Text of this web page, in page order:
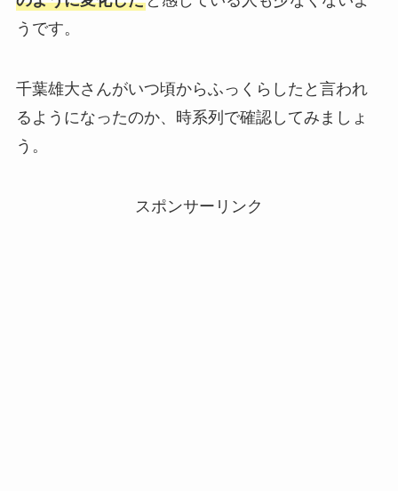
うです。
千葉雄大さんがいつ頃からふっくらしたと言われ
るようになったのか、時系列で確認してみましょ
う。
スポンサーリンク